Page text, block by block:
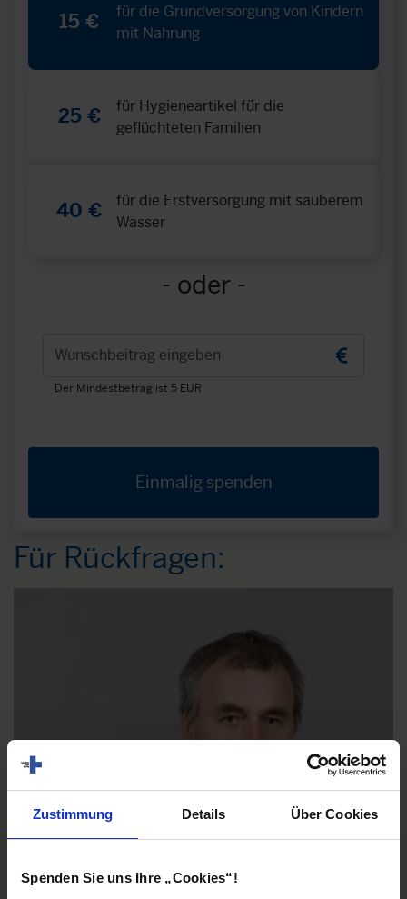
Zustimmung Details Über Cookies
Spenden Sie uns Ihre „Cookies“!
15 €
für die Grundversorgung von Kindern
mit Nahrung
25 €
für Hygieneartikel für die
geflüchteten Familien
40 €
für die Erstversorgung mit sauberem
Wasser
- oder -
Wunschbeitrag eingeben
Der Mindestbetrag ist 5 EUR
Einmalig spenden
Für Rückfragen: